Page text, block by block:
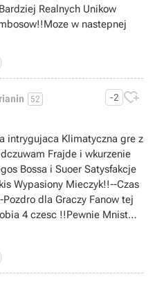
Realnych Unikow
w nastepnej
52 -2 
intrygujaca Klimatyczna gre z
Frajde i wkurzenie
Bossa i Suoer Satysfakcje
Wypasiony Mieczyk!!--Czas
dla Graczy Fanow tej
4 czesc !!Pewnie Mnistwo